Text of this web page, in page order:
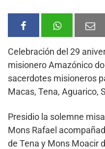
Celebración del 29
misionero Amazónico
sacerdotes misioneros
Macas, Tena, Aguarico,
Presidio la solemne
Mons Rafael
de Tena y Mons Moacir